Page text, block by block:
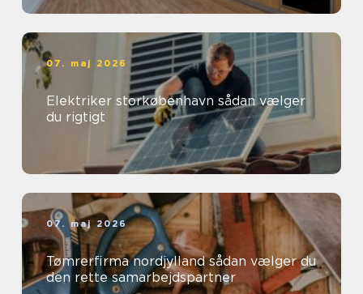
07. maj 2026
Elektriker storkøbenhavn sådan vælger
du rigtigt
07. maj 2026
Tømrerfirma nordjylland sådan vælger du
den rette samarbejdspartner